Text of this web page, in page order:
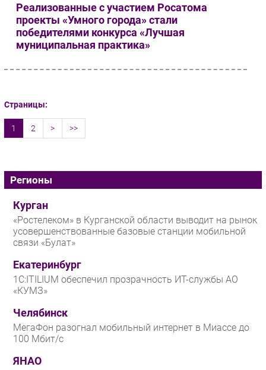
Реализованные с участием Росатома
проекты «Умного города» стали
победителями конкурса «Лучшая
муниципальная практика»
Страницы:
1 2 > >>
Регионы
Курган
«Ростелеком» в Курганской области выводит на рынок
усовершенствованные базовые станции мобильной
связи «Булат»
Екатеринбург
1С:ITILIUM обеспечил прозрачность ИТ-службы АО
«КУМЗ»
Челябинск
МегаФон разогнал мобильный интернет в Миассе до
100 Мбит/с
ЯНАО